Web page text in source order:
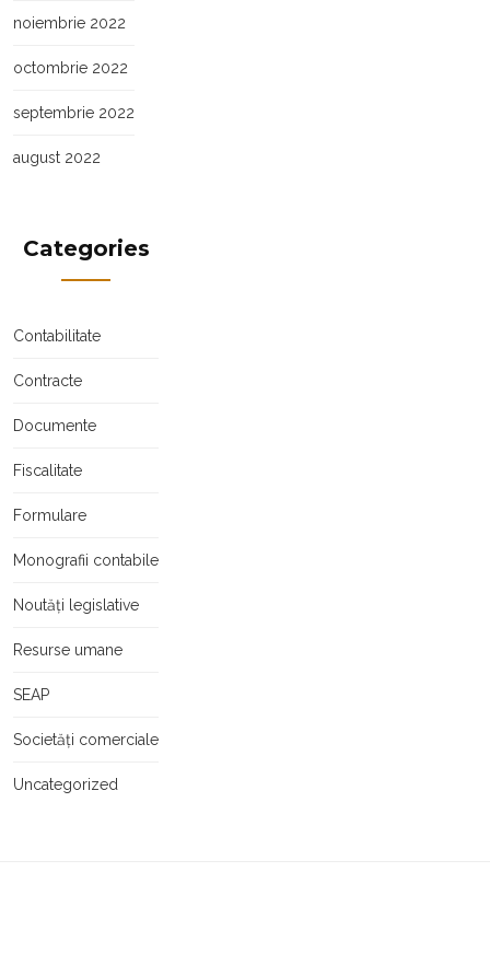
noiembrie 2022
octombrie 2022
septembrie 2022
august 2022
Categories
Contabilitate
Contracte
Documente
Fiscalitate
Formulare
Monografii contabile
Noutăți legislative
Resurse umane
SEAP
Societăți comerciale
Uncategorized